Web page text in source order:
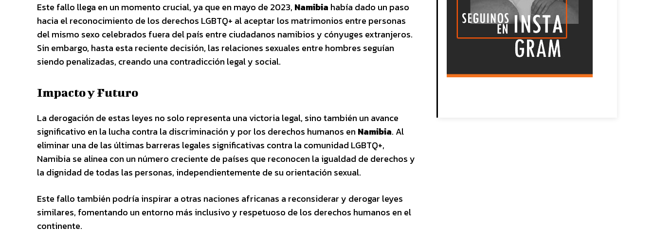
Este fallo llega en un momento crucial, ya que en mayo de 2023, Namibia había dado un paso
hacia el reconocimiento de los derechos LGBTQ+ al aceptar los matrimonios entre personas
del mismo sexo celebrados fuera del país entre ciudadanos namibios y cónyuges extranjeros.
Sin embargo, hasta esta reciente decisión, las relaciones sexuales entre hombres seguían
siendo penalizadas, creando una contradicción legal y social.
Impacto y Futuro
La derogación de estas leyes no solo representa una victoria legal, sino también un avance
significativo en la lucha contra la discriminación y por los derechos humanos en Namibia. Al
eliminar una de las últimas barreras legales significativas contra la comunidad LGBTQ+,
Namibia se alinea con un número creciente de países que reconocen la igualdad de derechos y
la dignidad de todas las personas, independientemente de su orientación sexual.
Este fallo también podría inspirar a otras naciones africanas a reconsiderar y derogar leyes
similares, fomentando un entorno más inclusivo y respetuoso de los derechos humanos en el
continente.